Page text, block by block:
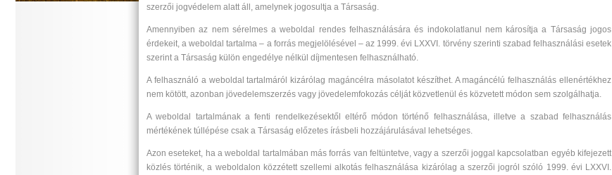
szerzői jogvédelem alatt áll, amelynek jogosultja a Társaság.
Amennyiben az nem sérelmes a weboldal rendes felhasználására és indokolatlanul nem károsítja a Társaság jogos
érdekeit, a weboldal tartalma – a forrás megjelölésével – az 1999. évi LXXVI. törvény szerinti szabad felhasználási esetek
szerint a Társaság külön engedélye nélkül díjmentesen felhasználható.
A felhasználó a weboldal tartalmáról kizárólag magáncélra másolatot készíthet. A magáncélú felhasználás ellenértékhez
nem kötött, azonban jövedelemszerzés vagy jövedelemfokozás célját közvetlenül és közvetett módon sem szolgálhatja.
A weboldal tartalmának a fenti rendelkezésektől eltérő módon történő felhasználása, illetve a szabad felhasználás
mértékének túllépése csak a Társaság előzetes írásbeli hozzájárulásával lehetséges.
Azon eseteket, ha a weboldal tartalmában más forrás van feltüntetve, vagy a szerzői joggal kapcsolatban egyéb kifejezett
közlés történik, a weboldalon közzétett szellemi alkotás felhasználása kizárólag a szerzői jogról szóló 1999. évi LXXVI.